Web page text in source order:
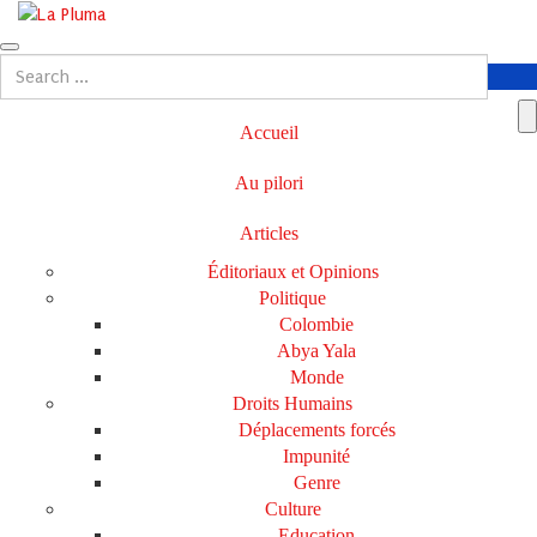
Accueil
Au pilori
Articles
Éditoriaux et Opinions
Politique
Colombie
Abya Yala
Monde
Droits Humains
Déplacements forcés
Impunité
Genre
Culture